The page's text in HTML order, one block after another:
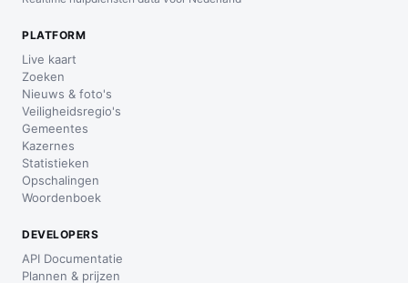
PLATFORM
Live kaart
Zoeken
Nieuws & foto's
Veiligheidsregio's
Gemeentes
Kazernes
Statistieken
Opschalingen
Woordenboek
DEVELOPERS
API Documentatie
Plannen & prijzen